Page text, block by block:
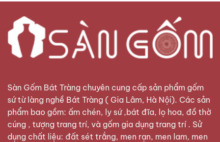
Sàn Gốm Bát Tràng chuyên cung cấp sản phẩm gốm
sứ từ làng nghề Bát Tràng ( Gia Lâm, Hà Nội). Các sản
phẩm bao gồm: ấm chén, ly sứ ,bát đĩa, lọ hoa, đồ thờ
cúng , tượng trang trí, và gốm gia dụng trang trí . Sử
dụng chất liệu: đất sét trắng, men rạn, men lam, men